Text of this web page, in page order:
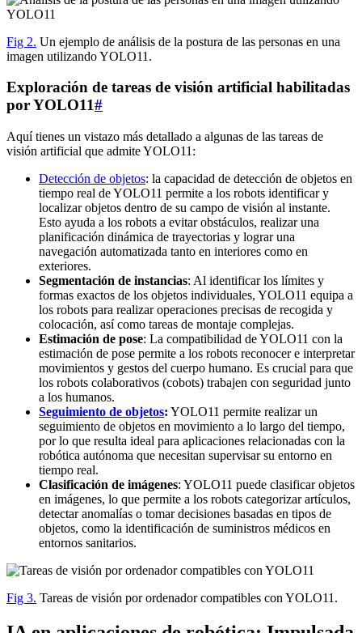
Fig 2. Un ejemplo de análisis de la postura de las personas en una
imagen utilizando YOLO11.
Exploración de tareas de visión artificial habilitadas
por YOLO11#
Aquí tienes un vistazo más detallado a algunas de las tareas de
visión artificial que admite YOLO11:
Detección de objetos: la capacidad de detección de objetos en
tiempo real de YOLO11 permite a los robots identificar y
localizar objetos dentro de su campo de visión al instante.
Esto ayuda a los robots a evitar obstáculos, realizar una
planificación dinámica de trayectorias y lograr una
navegación automatizada tanto en interiores como en
exteriores.
Segmentación de instancias: Al identificar los límites y
formas exactos de los objetos individuales, YOLO11 equipa a
los robots para realizar operaciones precisas de recogida y
colocación, así como tareas de montaje complejas.
Estimación de pose: La compatibilidad de YOLO11 con la
estimación de pose permite a los robots reconocer e interpretar
movimientos y gestos del cuerpo humano. Es crucial para que
los robots colaborativos (cobots) trabajen con seguridad junto
a los humanos.
Seguimiento de objetos: YOLO11 permite realizar un
seguimiento de objetos en movimiento a lo largo del tiempo,
por lo que resulta ideal para aplicaciones relacionadas con la
robótica autónoma que necesitan supervisar su entorno en
tiempo real.
Clasificación de imágenes: YOLO11 puede clasificar objetos
en imágenes, lo que permite a los robots categorizar artículos,
detectar anomalías o tomar decisiones basadas en tipos de
objetos, como la identificación de suministros médicos en
entornos sanitarios.
Fig 3. Tareas de visión por ordenador compatibles con YOLO11.